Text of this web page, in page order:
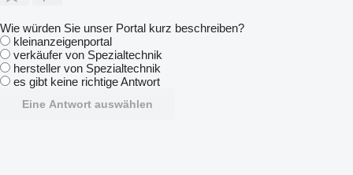
Wie würden Sie unser Portal kurz beschreiben?
kleinanzeigenportal
verkäufer von Spezialtechnik
hersteller von Spezialtechnik
es gibt keine richtige Antwort
Eine Antwort auswählen